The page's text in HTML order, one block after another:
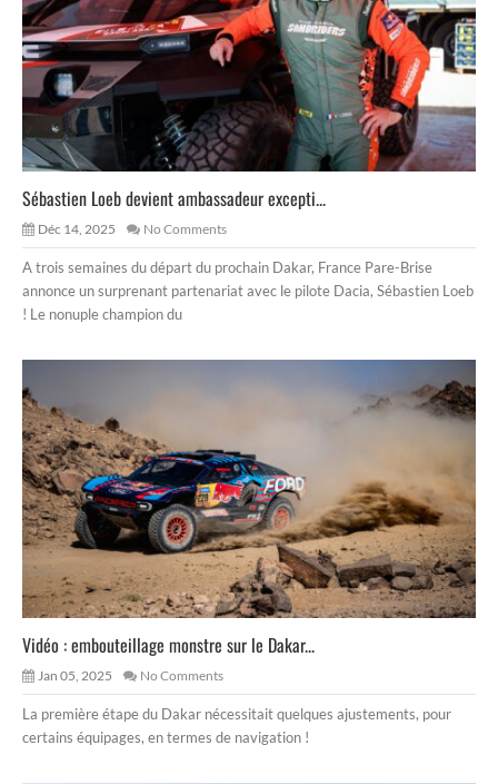
Sébastien Loeb devient ambassadeur excepti...
Déc 14, 2025 No Comments
A trois semaines du départ du prochain Dakar, France Pare-Brise
annonce un surprenant partenariat avec le pilote Dacia, Sébastien Loeb
! Le nonuple champion du
Vidéo : embouteillage monstre sur le Dakar...
Jan 05, 2025 No Comments
La première étape du Dakar nécessitait quelques ajustements, pour
certains équipages, en termes de navigation !